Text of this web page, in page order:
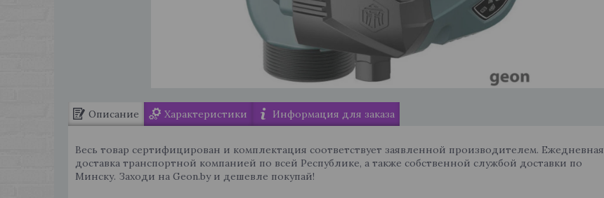
Описание Характеристики Информация для заказа
Весь товар сертифицирован и комплектация соответствует заявленной производителем. Ежедневная
доставка транспортной компанией по всей Республике, а также собственной службой доставки по
Минску. Заходи на Geon.by и дешевле покупай!